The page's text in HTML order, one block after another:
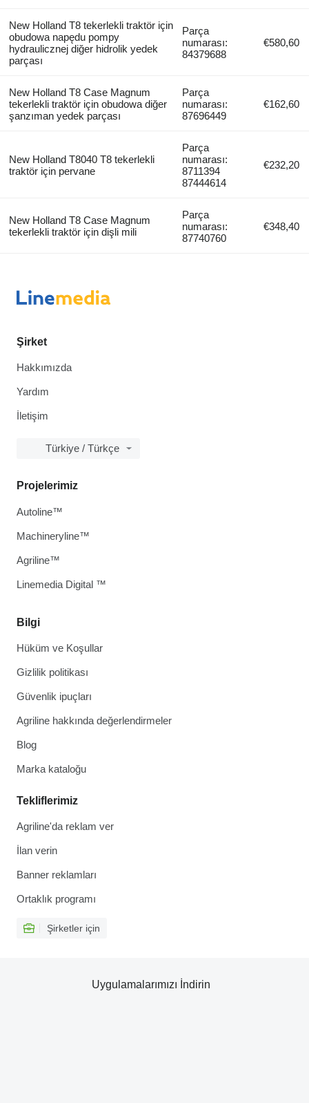
New Holland T8 tekerlekli traktör için
obudowa napędu pompy
hydraulicznej diğer hidrolik yedek
parçası
Parça
numarası:
84379688
€580,60
New Holland T8 Case Magnum
tekerlekli traktör için obudowa diğer
şanzıman yedek parçası
Parça
numarası:
87696449
€162,60
New Holland T8040 T8 tekerlekli
traktör için pervane
Parça
numarası:
8711394
87444614
€232,20
New Holland T8 Case Magnum
tekerlekli traktör için dişli mili
Parça
numarası:
87740760
€348,40
Şirket
Hakkımızda
Yardım
İletişim
Türkiye / Türkçe
Bilgi
Hüküm ve Koşullar
Gizlilik politikası
Güvenlik ipuçları
Agriline hakkında değerlendirmeler
Blog
Marka kataloğu
Tekliflerimiz
Agriline'da reklam ver
İlan verin
Banner reklamları
Ortaklık programı
Şirketler için
Projelerimiz
Autoline™
Machineryline™
Agriline™
Linemedia Digital ™
Uygulamalarımızı İndirin